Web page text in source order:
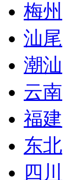
梅州
汕尾
潮汕
云南
福建
东北
四川